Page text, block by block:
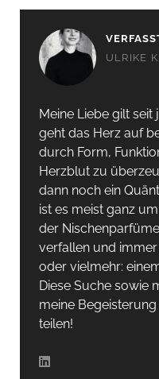
ULRIKE
Meine Liebe gilt seit
geht das Herz auf
durch Form,
Herzblut zu
dann noch ein
ist es meist ganz
der
verfallen und
oder vielmehr:
Diese Suche sowie
meine
teilen!